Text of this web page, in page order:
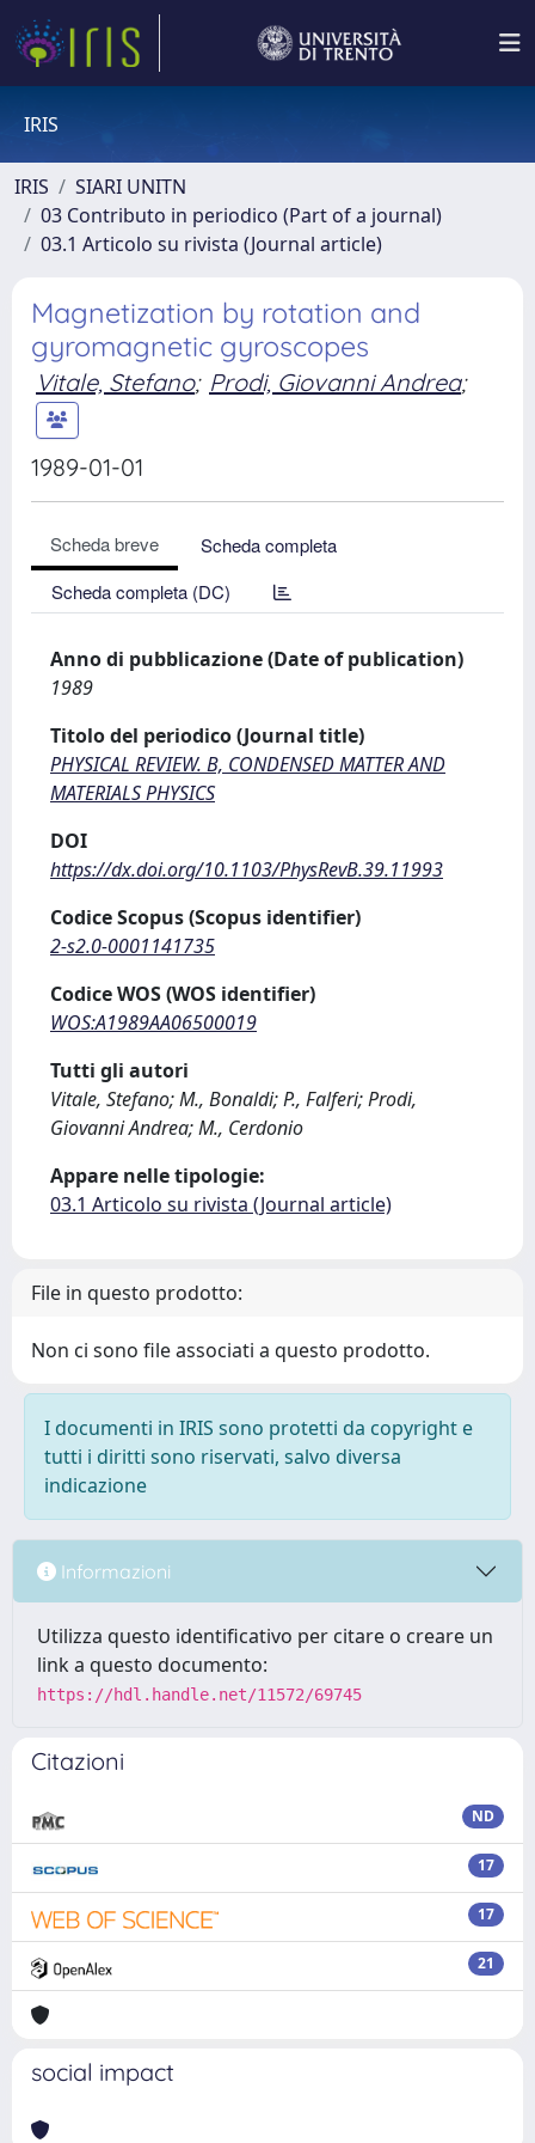
IRIS
IRIS
SIARI UNITN
03 Contributo in periodico (Part of a journal)
03.1 Articolo su rivista (Journal article)
Magnetization by rotation and
gyromagnetic gyroscopes
Vitale, Stefano; Prodi, Giovanni Andrea;
1989-01-01
Scheda breve
Scheda completa
Scheda completa (DC)
Anno di pubblicazione (Date of publication)
1989
Titolo del periodico (Journal title)
PHYSICAL REVIEW. B, CONDENSED MATTER AND
MATERIALS PHYSICS
DOI
https://dx.doi.org/10.1103/PhysRevB.39.11993
Codice Scopus (Scopus identifier)
2-s2.0-0001141735
Codice WOS (WOS identifier)
WOS:A1989AA06500019
Tutti gli autori
Vitale, Stefano; M., Bonaldi; P., Falferi; Prodi,
Giovanni Andrea; M., Cerdonio
Appare nelle tipologie:
03.1 Articolo su rivista (Journal article)
File in questo prodotto:
Non ci sono file associati a questo prodotto.
I documenti in IRIS sono protetti da copyright e
tutti i diritti sono riservati, salvo diversa
indicazione
Informazioni
Utilizza questo identificativo per citare o creare un
link a questo documento:
https://hdl.handle.net/11572/69745
Citazioni
ND
17
17
21
social impact